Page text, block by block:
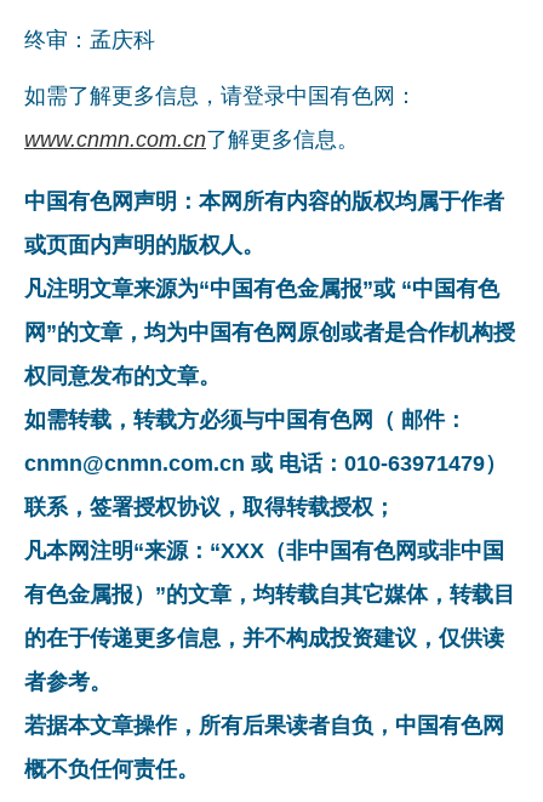
终审：孟庆科
如需了解更多信息，请登录中国有色网：
www.cnmn.com.cn了解更多信息。
中国有色网声明：本网所有内容的版权均属于作者
或页面内声明的版权人。
凡注明文章来源为“中国有色金属报”或 “中国有色
网”的文章，均为中国有色网原创或者是合作机构授
权同意发布的文章。
如需转载，转载方必须与中国有色网（ 邮件：
cnmn@cnmn.com.cn 或 电话：010-63971479）
联系，签署授权协议，取得转载授权；
凡本网注明“来源：“XXX（非中国有色网或非中国
有色金属报）”的文章，均转载自其它媒体，转载目
的在于传递更多信息，并不构成投资建议，仅供读
者参考。
若据本文章操作，所有后果读者自负，中国有色网
概不负任何责任。